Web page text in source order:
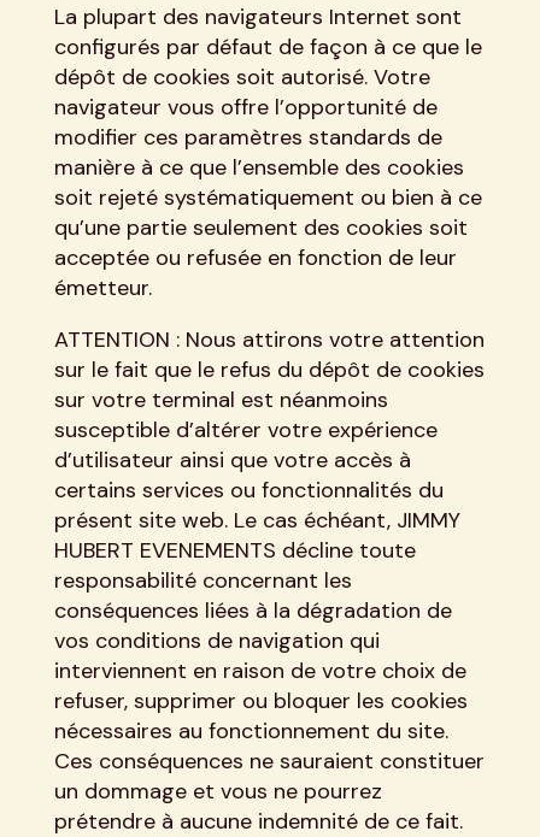
La plupart des navigateurs Internet sont
configurés par défaut de façon à ce que le
dépôt de cookies soit autorisé. Votre
navigateur vous offre l’opportunité de
modifier ces paramètres standards de
manière à ce que l’ensemble des cookies
soit rejeté systématiquement ou bien à ce
qu’une partie seulement des cookies soit
acceptée ou refusée en fonction de leur
émetteur.
ATTENTION : Nous attirons votre attention
sur le fait que le refus du dépôt de cookies
sur votre terminal est néanmoins
susceptible d’altérer votre expérience
d’utilisateur ainsi que votre accès à
certains services ou fonctionnalités du
présent site web. Le cas échéant, JIMMY
HUBERT EVENEMENTS décline toute
responsabilité concernant les
conséquences liées à la dégradation de
vos conditions de navigation qui
interviennent en raison de votre choix de
refuser, supprimer ou bloquer les cookies
nécessaires au fonctionnement du site.
Ces conséquences ne sauraient constituer
un dommage et vous ne pourrez
prétendre à aucune indemnité de ce fait.